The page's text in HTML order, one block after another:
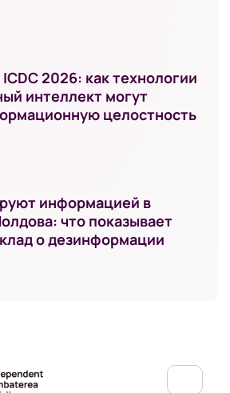
2026: как технологии
интеллект могут
целостность
информацией в
что показывает
о дезинформации